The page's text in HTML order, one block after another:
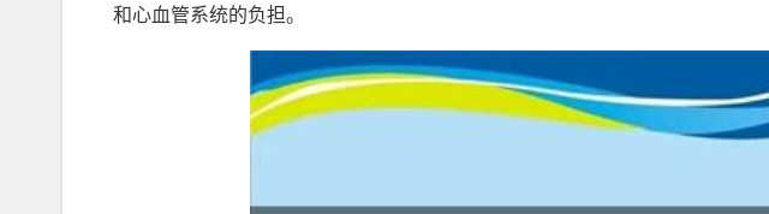
和心血管系统的负担。